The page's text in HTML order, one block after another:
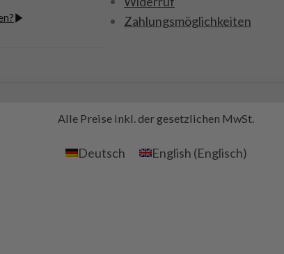
Zahlungsmöglichkeiten
Alle Preise inkl. der gesetzlichen MwSt.
Deutsch English (Englisch)